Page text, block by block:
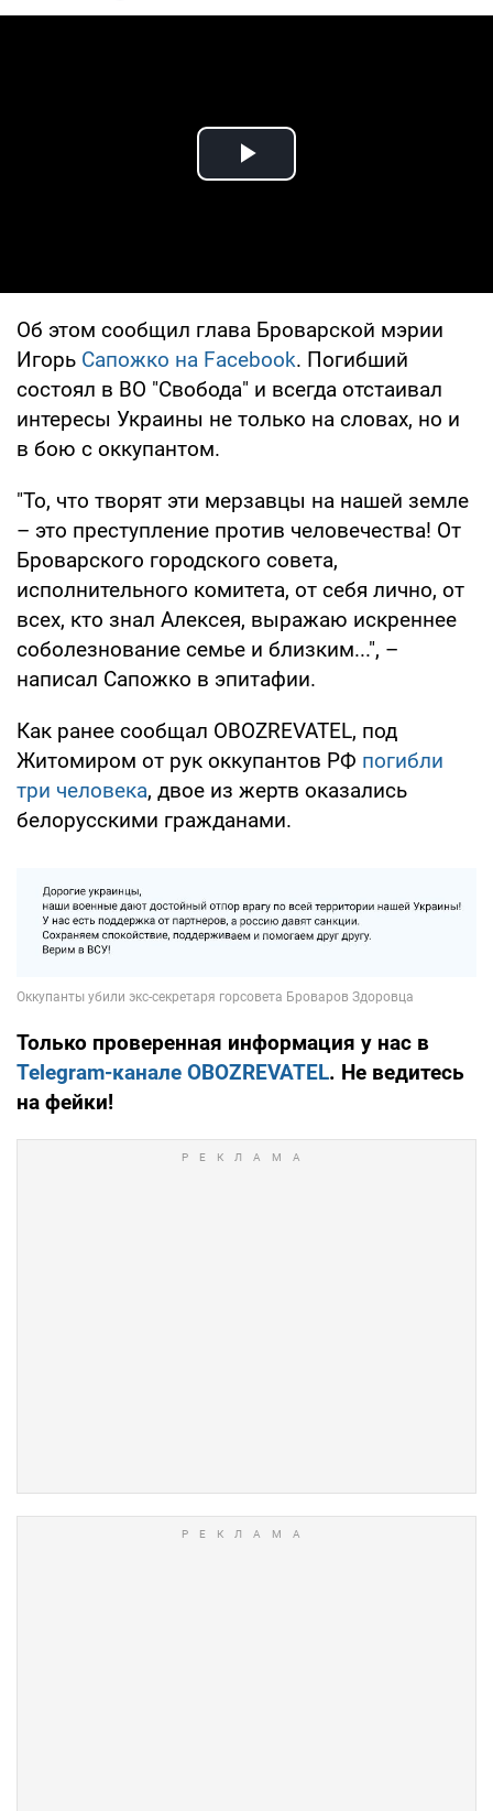
Play Video
Об этом сообщил глава Броварской мэрии
Игорь Сапожко на Facebook. Погибший
состоял в ВО "Свобода" и всегда отстаивал
интересы Украины не только на словах, но и
в бою с оккупантом.
"То, что творят эти мерзавцы на нашей земле
– это преступление против человечества! От
Броварского городского совета,
исполнительного комитета, от себя лично, от
всех, кто знал Алексея, выражаю искреннее
соболезнование семье и близким...", –
написал Сапожко в эпитафии.
Как ранее сообщал OBOZREVATEL, под
Житомиром от рук оккупантов РФ погибли
три человека, двое из жертв оказались
белорусскими гражданами.
Только проверенная информация у нас в
Telegram-канале OBOZREVATEL. Не ведитесь
на фейки!